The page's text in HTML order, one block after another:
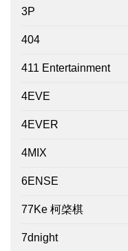
3P
404
411 Entertainment
4EVE
4EVER
4MIX
6ENSE
77Ke 柯棨棋
7dnight